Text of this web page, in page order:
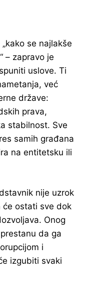
se najlakše
– zapravo je
uslove. Ti
već
države:
prava,
stabilnost. Sve
samih građana
na entitetsku ili
nije uzrok
će ostati sve dok
Onog
da ga
i
izgubiti svaki